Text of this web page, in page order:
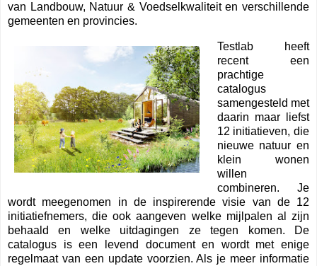
van Landbouw, Natuur & Voedselkwaliteit en verschillende
gemeenten en provincies.
Testlab heeft
recent een
prachtige
catalogus
samengesteld met
daarin maar liefst
12 initiatieven, die
nieuwe natuur en
klein wonen
willen
combineren. Je
wordt meegenomen in de inspirerende visie van de 12
initiatiefnemers, die ook aangeven welke mijlpalen al zijn
behaald en welke uitdagingen ze tegen komen. De
catalogus is een levend document en wordt met enige
regelmaat van een update voorzien. Als je meer informatie